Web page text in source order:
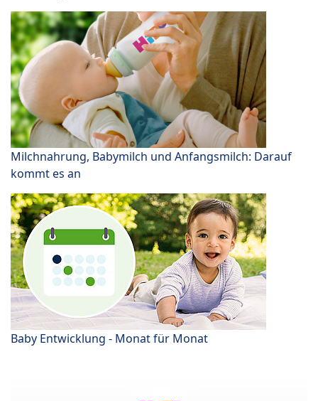
Milchnahrung, Babymilch und Anfangsmilch: Darauf
kommt es an
Baby Entwicklung - Monat für Monat